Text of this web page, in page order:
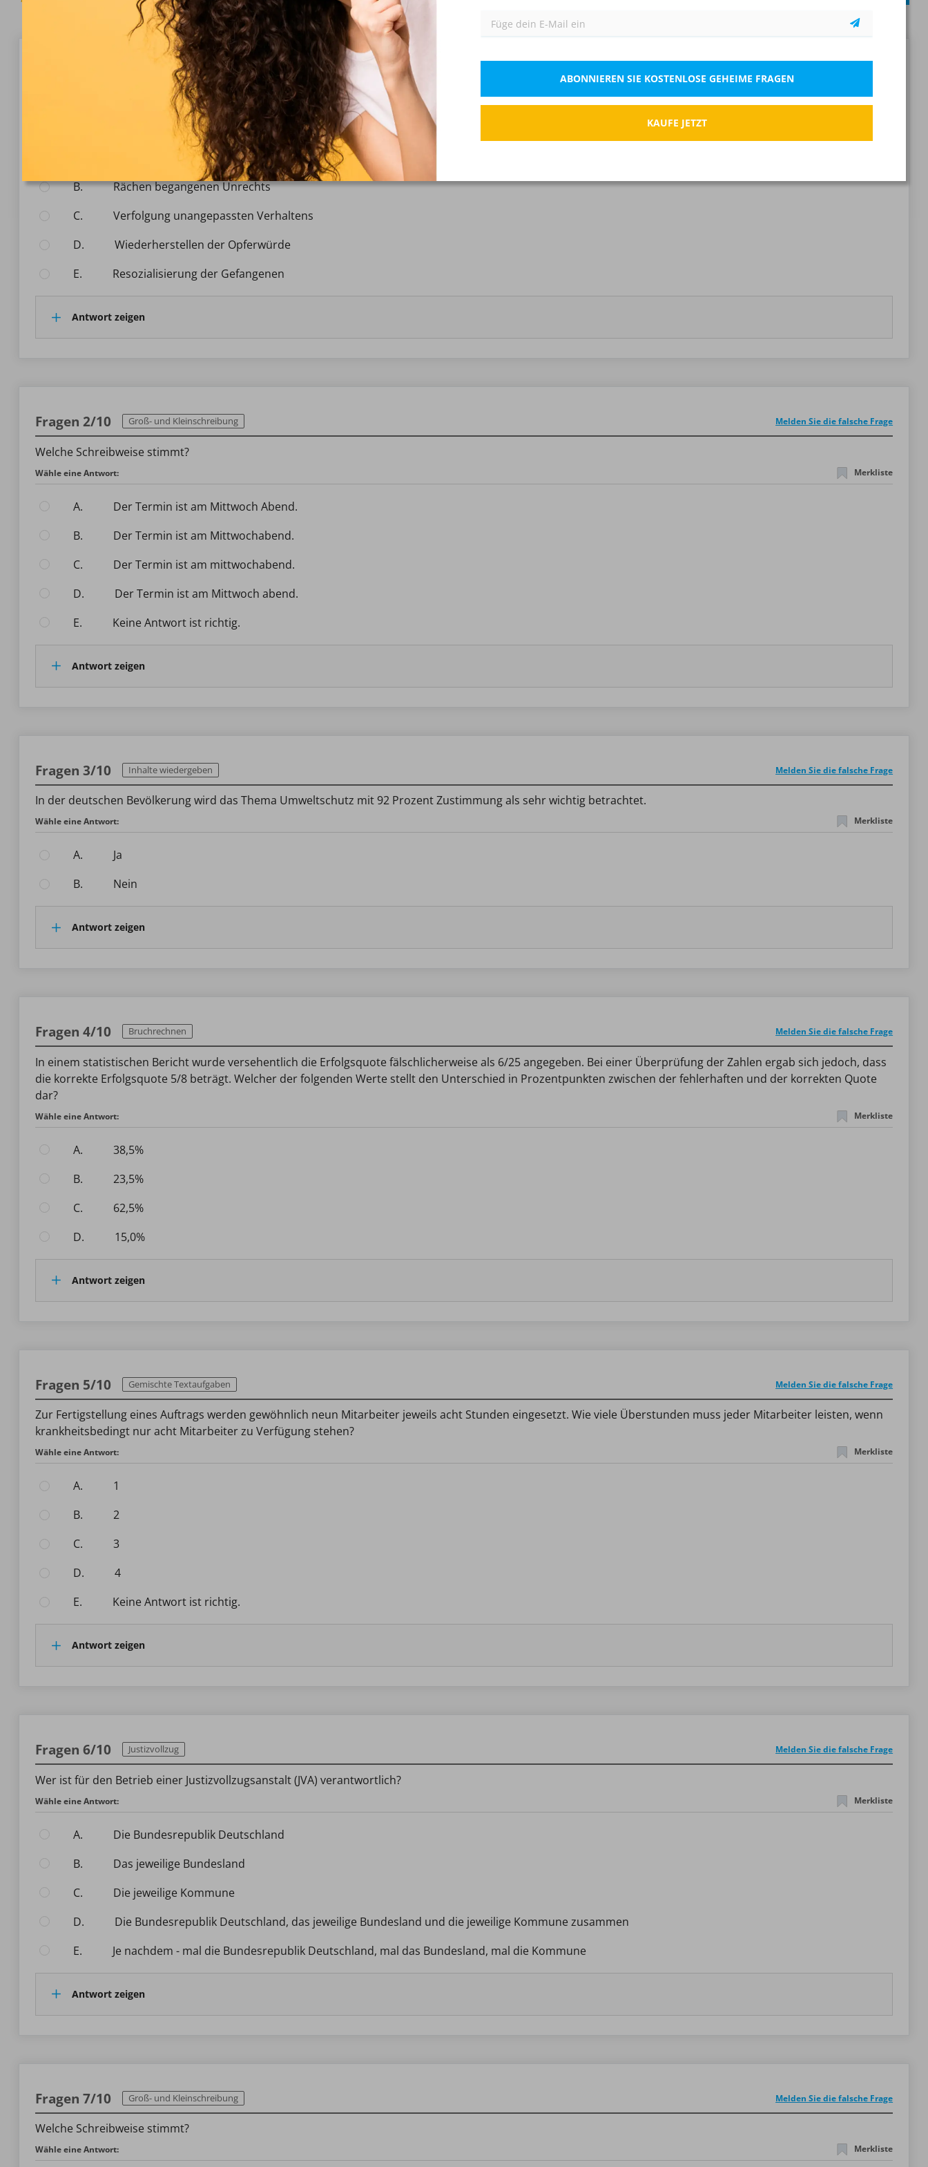
Justizvollzug Melden Sie die falsche Frage
Welches Hauptziel verfolgt der Strafvollzug neben dem Schutz der Allgemeinheit vor weiteren Straftaten?
Demonstration staatlicher Macht
B.
Rächen begangenen Unrechts
C.
Verfolgung unangepassten Verhaltens
D.
Wiederherstellen der Opferwürde
E.
Resozialisierung der Gefangenen
Antwort zeigen
Fragen 2/10 Groß- und Kleinschreibung Melden Sie die falsche Frage
Welche Schreibweise stimmt?
Wähle eine Antwort: Merkliste
A.
Der Termin ist am Mittwoch Abend.
B.
Der Termin ist am Mittwochabend.
C.
Der Termin ist am mittwochabend.
D.
Der Termin ist am Mittwoch abend.
E.
Keine Antwort ist richtig.
Antwort zeigen
Fragen 3/10 Inhalte wiedergeben Melden Sie die falsche Frage
In der deutschen Bevölkerung wird das Thema Umweltschutz mit 92 Prozent Zustimmung als sehr wichtig betrachtet.
Wähle eine Antwort: Merkliste
A.
ja
B.
nein
Antwort zeigen
Fragen 4/10 Bruchrechnen Melden Sie die falsche Frage
In einem statistischen Bericht wurde versehentlich die Erfolgsquote fälschlicherweise als 6/25 angegeben. Bei einer Überprüfung der Zahlen ergab sich jedoch, dass
die korrekte Erfolgsquote 5/8 beträgt. Welcher der folgenden Werte stellt den Unterschied in Prozentpunkten zwischen der fehlerhaften und der korrekten Quote
dar?
Wähle eine Antwort: Merkliste
A.
38,5%
B.
23,5%
C.
62,5%
D.
15,0%
Antwort zeigen
Fragen 5/10 Gemischte Textaufgaben Melden Sie die falsche Frage
Zur Fertigstellung eines Auftrags werden gewöhnlich neun Mitarbeiter jeweils acht Stunden eingesetzt. Wie viele Überstunden muss jeder Mitarbeiter leisten, wenn
krankheitsbedingt nur acht Mitarbeiter zu Verfügung stehen?
Wähle eine Antwort: Merkliste
A.
1
B.
2
C.
3
D.
4
E.
Keine Antwort ist richtig.
Antwort zeigen
Fragen 6/10 Justizvollzug Melden Sie die falsche Frage
Wer ist für den Betrieb einer Justizvollzugsanstalt (JVA) verantwortlich?
Wähle eine Antwort: Merkliste
A.
Die Bundesrepublik Deutschland
B.
Das jeweilige Bundesland
C.
Die jeweilige Kommune
D.
Die Bundesrepublik Deutschland, das jeweilige Bundesland und die jeweilige Kommune zusammen
E.
Je nachdem - mal die Bundesrepublik Deutschland, mal das Bundesland, mal die Kommune
Antwort zeigen
Fragen 7/10 Groß- und Kleinschreibung Melden Sie die falsche Frage
Welche Schreibweise stimmt?
Wähle eine Antwort: Merkliste
ABONNIEREN SIE KOSTENLOSE GEHEIME FRAGEN
KAUFE JETZT